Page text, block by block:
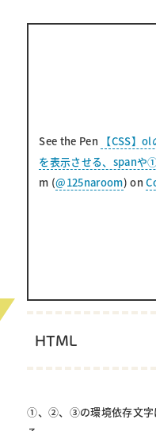
See the Pen
【CSS】
を表示させる、spanや
m (@125naroom) on
HTML
①、②、③の環境依存文字